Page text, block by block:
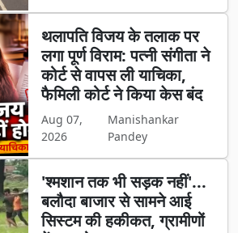
थलापति विजय के तलाक पर
लगा पूर्ण विराम: पत्नी संगीता ने
कोर्ट से वापस ली याचिका,
फैमिली कोर्ट ने किया केस बंद
Aug 07,
2026
Manishankar
Pandey
'श्मशान तक भी सड़क नहीं'...
बलौदा बाजार से सामने आई
सिस्टम की हकीकत, ग्रामीणों